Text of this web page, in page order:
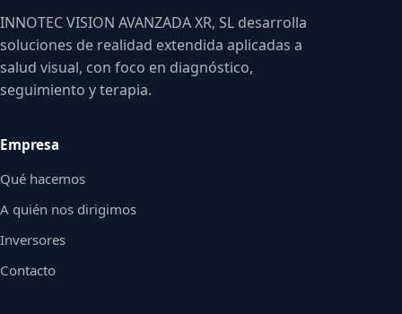
INNOTEC VISION AVANZADA XR, SL desarrolla
soluciones de realidad extendida aplicadas a
salud visual, con foco en diagnóstico,
seguimiento y terapia.
Empresa
Qué hacemos
A quién nos dirigimos
Inversores
Contacto